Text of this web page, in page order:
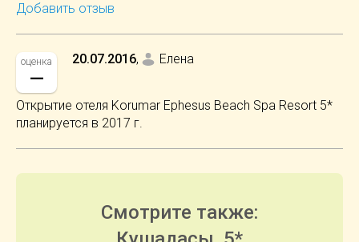
Добавить отзыв
оценка
—
20.07.2016, Елена
Открытие отеля Korumar Ephesus Beach Spa Resort 5*
планируется в 2017 г.
Смотрите также: